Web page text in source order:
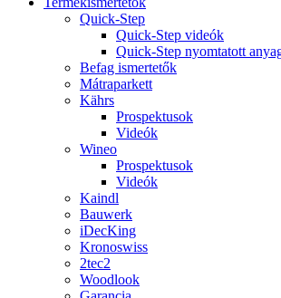
Quick-Step
Quick-Step videók
Quick-Step nyomtatott
Befag ismertetők
Mátraparkett
Kährs
Prospektusok
Videók
Wineo
Prospektusok
Videók
Kaindl
Bauwerk
iDecKing
Kronoswiss
2tec2
Woodlook